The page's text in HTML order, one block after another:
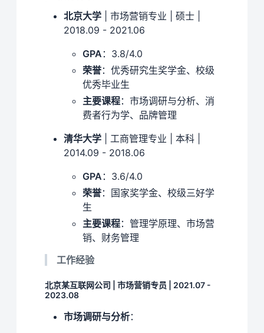
北京大学 | 市场营销专业 | 硕士 |
2018.09 - 2021.06
GPA ：3.8/4.0
荣誉：优秀研究生奖学金、校级
优秀毕业生
主要课程：市场调研与分析、消
费者行为学、品牌管理
清华大学 | 工商管理专业 | 本科 |
2014.09 - 2018.06
GPA ：3.6/4.0
荣誉：国家奖学金、校级三好学
生
主要课程：管理学原理、市场营
销、财务管理
工作经验
北京某互联网公司 | 市场营销专员 | 2021.07 -
2023.08
市场调研与分析：